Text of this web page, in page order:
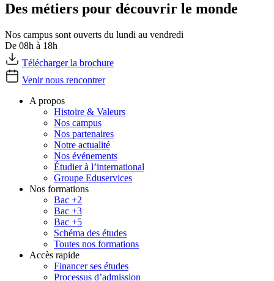
Des métiers pour découvrir le monde
Nos campus sont ouverts du lundi au vendredi
De 08h à 18h
Télécharger la brochure
Venir nous rencontrer
A propos
Histoire & Valeurs
Nos campus
Nos partenaires
Notre actualité
Nos événements
Étudier à l’international
Groupe Eduservices
Nos formations
Bac +2
Bac +3
Bac +5
Schéma des études
Toutes nos formations
Accès rapide
Financer ses études
Processus d’admission